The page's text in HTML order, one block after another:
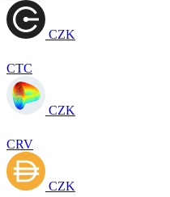
CZK
CTC
CZK
CRV
CZK